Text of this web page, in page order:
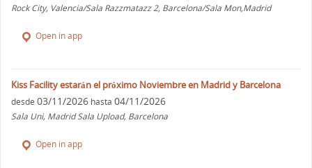
Rock City, Valencia/Sala Razzmatazz 2, Barcelona/Sala Mon,Madrid
Open in app
Kiss Facility estarán el próximo Noviembre en Madrid y Barcelona
desde 03/11/2026 hasta 04/11/2026
Sala Uni, Madrid Sala Upload, Barcelona
Open in app